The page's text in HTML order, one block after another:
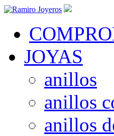
JOYAS
anillos
anillos
anillos